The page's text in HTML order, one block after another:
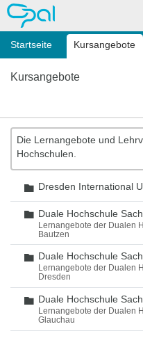
OPAL
Startseite Kursangebote
Kursangebote
Die Lernangebote und
Hochschulen.
Ordner
Dresden International
Ordner
Duale Hochschule
Lernangebote der Dualen
Bautzen
Ordner
Duale Hochschule
Lernangebote der Dualen
Dresden
Ordner
Duale Hochschule
Lernangebote der Dualen
Glauchau